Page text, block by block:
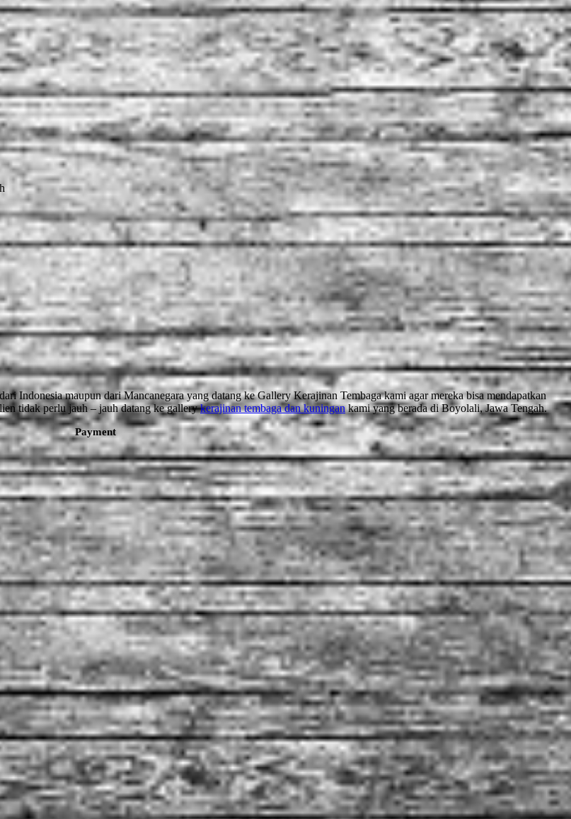
Indonesia maupun dari Mancanegara yang datang ke Gallery Kerajinan Tembaga kami agar mereka bisa mendapatkan
tidak perlu jauh – jauh datang ke gallerykerajinan tembaga dan kuningankami yang berada di Boyolali, Jawa Tengah.
Payment